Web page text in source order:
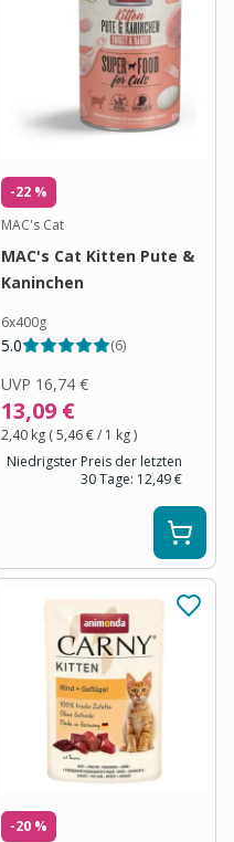
-22 %
MAC's Cat
MAC's Cat Kitten Pute &
Kaninchen
6x400g
5.0 (6)
UVP 16,74 €
13,09 €
2,40 kg (5,46 €/ 1 kg)
Niedrigster Preis der letzten
30 Tage: 12,49 €
-20 %